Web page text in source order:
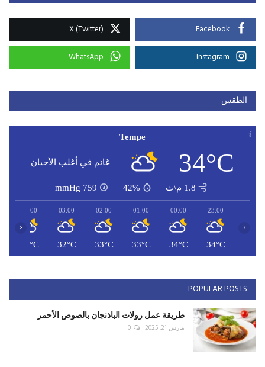
Facebook
X (Twitter)
Instagram
WhatsApp
الطقس
Tempe
34°C غائم في أغلب الأحيان
1.8 م\ث 42%
759
mmHg
23:00
34°C
00:00
34°C
01:00
33°C
02:00
33°C
03:00
32°C
04:00
32°C
‹ ›
POPULAR POSTS
طريقة عمل رولات الباذنجان بالصوص الأحمر
مارس 21, 2025 0